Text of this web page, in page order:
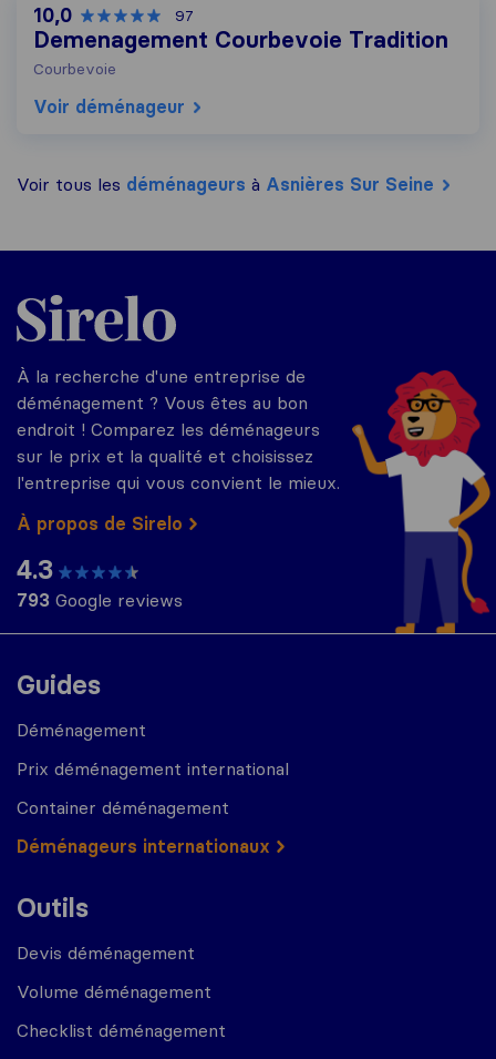
10,0 97
Demenagement Courbevoie Tradition
Courbevoie
Voir déménageur
Voir tous les déménageurs à Asnières Sur Seine
Guides
Déménagement
Prix déménagement international
Container déménagement
Déménageurs internationaux
Outils
Devis déménagement
Volume déménagement
Checklist déménagement
Sirelo.fr
À la recherche d'une entreprise de
déménagement ? Vous êtes au bon
endroit ! Comparez les déménageurs
sur le prix et la qualité et choisissez
l'entreprise qui vous convient le mieux.
À propos de Sirelo
4.3
793 Google reviews